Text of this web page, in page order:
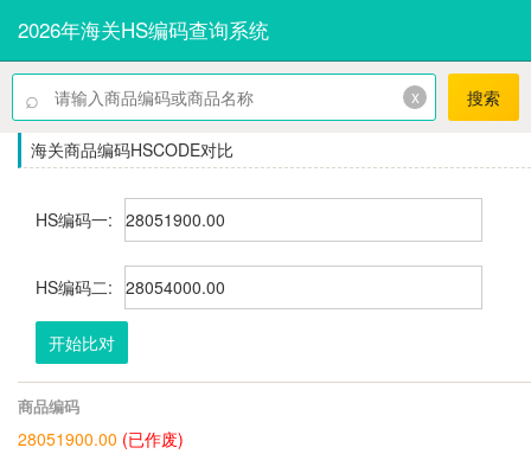
2026年海关HS编码查询系统
⌕ x 搜索
海关商品编码HSCODE对比
HS编码一:
HS编码二:
开始比对
商品编码
28051900.00 (已作废)